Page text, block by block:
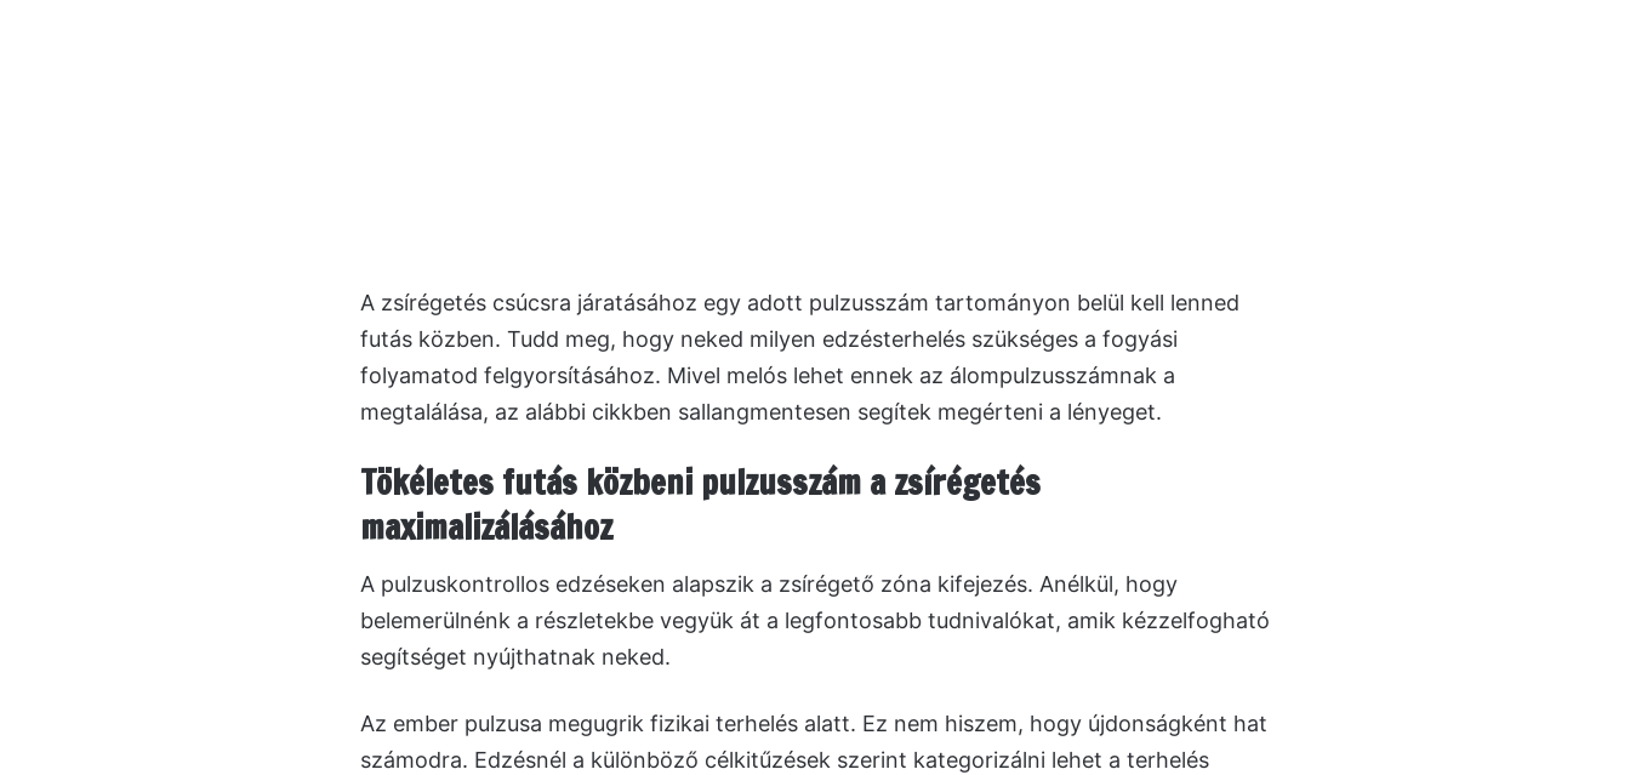
A zsírégetés csúcsra járatásához egy adott pulzusszám tartományon belül kell lenned
futás közben. Tudd meg, hogy neked milyen edzésterhelés szükséges a fogyási
folyamatod felgyorsításához. Mivel melós lehet ennek az álompulzusszámnak a
megtalálása, az alábbi cikkben sallangmentesen segítek megérteni a lényeget.
Tökéletes futás közbeni pulzusszám a zsírégetés
maximalizálásához
A pulzuskontrollos edzéseken alapszik a zsírégető zóna kifejezés. Anélkül, hogy
belemerülnénk a részletekbe vegyük át a legfontosabb tudnivalókat, amik kézzelfogható
segítséget nyújthatnak neked.
Az ember pulzusa megugrik fizikai terhelés alatt. Ez nem hiszem, hogy újdonságként hat
számodra. Edzésnél a különböző célkitűzések szerint kategorizálni lehet a terhelés